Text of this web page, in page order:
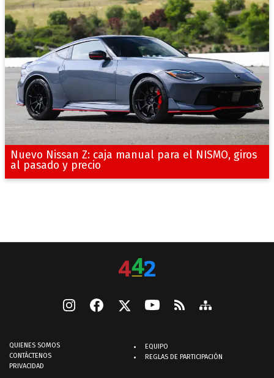
Nuevo Nissan Z: caja manual para el NISMO, giros
al pasado y precio
QUIENES SOMOS
CONTÁCTENOS
PRIVACIDAD
EQUIPO
REGLAS DE PARTICIPACIÓN